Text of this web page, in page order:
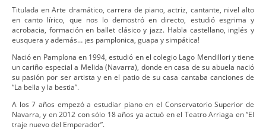
Titulada en Arte dramático, carrera de piano, actriz, cantante, nivel alto
en canto lírico, que nos lo demostró en directo, estudió esgrima y
acrobacia, formación en ballet clásico y jazz. Habla castellano, inglés y
eusquera y además… ¡es pamplonica, guapa y simpática!
Nació en Pamplona en 1994, estudió en el colegio Lago Mendillori y tiene
un cariño especial a Melida (Navarra), donde en casa de su abuela nació
su pasión por ser artista y en el patio de su casa cantaba canciones de
“La bella y la bestia”.
A los 7 años empezó a estudiar piano en el Conservatorio Superior de
Navarra, y en 2012 con sólo 18 años ya actuó en el Teatro Arriaga en “El
traje nuevo del Emperador”.